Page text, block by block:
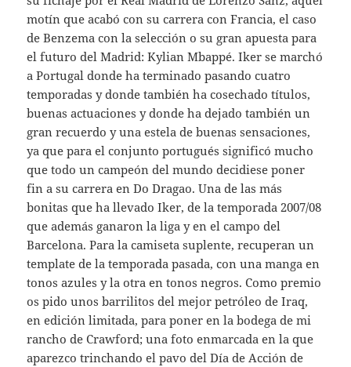
motín que acabó con su carrera con Francia, el caso
de Benzema con la selección o su gran apuesta para
el futuro del Madrid: Kylian Mbappé. Iker se marchó
a Portugal donde ha terminado pasando cuatro
temporadas y donde también ha cosechado títulos,
buenas actuaciones y donde ha dejado también un
gran recuerdo y una estela de buenas sensaciones,
ya que para el conjunto portugués significó mucho
que todo un campeón del mundo decidiese poner
fin a su carrera en Do Dragao. Una de las más
bonitas que ha llevado Iker, de la temporada 2007/08
que además ganaron la liga y en el campo del
Barcelona. Para la camiseta suplente, recuperan un
template de la temporada pasada, con una manga en
tonos azules y la otra en tonos negros. Como premio
os pido unos barrilitos del mejor petróleo de Iraq,
en edición limitada, para poner en la bodega de mi
rancho de Crawford; una foto enmarcada en la que
aparezco trinchando el pavo del Día de Acción de